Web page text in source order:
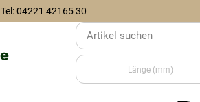
Tel: 04221 42165 30